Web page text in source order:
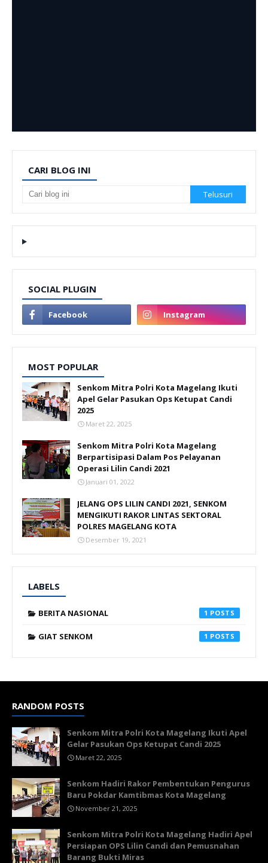
CARI BLOG INI
SOCIAL PLUGIN
MOST POPULAR
Senkom Mitra Polri Kota Magelang Ikuti
Apel Gelar Pasukan Ops Ketupat Candi
2025
Maret 22, 2025
Senkom Mitra Polri Kota Magelang
Berpartisipasi Dalam Pos Pelayanan
Operasi Lilin Candi 2021
Januari 01, 2022
JELANG OPS LILIN CANDI 2021, SENKOM
MENGIKUTI RAKOR LINTAS SEKTORAL
POLRES MAGELANG KOTA
Desember 19, 2021
LABELS
BERITA NASIONAL 1
GIAT SENKOM 1
RANDOM POSTS
Senkom Mitra Polri Kota Magelang Ikuti Apel
Gelar Pasukan Ops Ketupat Candi 2025
Maret 22, 2025
Senkom Hadiri Rakor Pembentukan Pengurus
Baru Pokdar Kamtibmas Kota Magelang
November 21, 2025
Senkom Mitra Polri Kota Magelang Hadiri Apel
Persiapan OPS Lilin Candi dan Pemusnahan
Barang Bukti Miras